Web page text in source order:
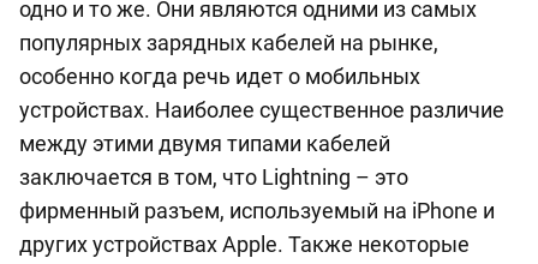
одно и то же. Они являются одними из самых
популярных зарядных кабелей на рынке,
особенно когда речь идет о мобильных
устройствах. Наиболее существенное различие
между этими двумя типами кабелей
заключается в том, что Lightning – это
фирменный разъем, используемый на iPhone и
других устройствах Apple. Также некоторые